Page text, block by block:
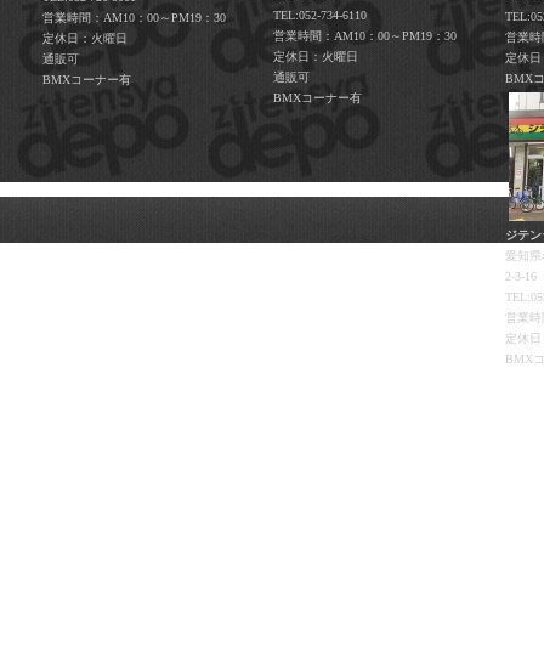
営業時間：AM10：00～PM19：30
定休日：火曜日
通販可
BMXコーナー有
TEL:052-734-6110
営業時間：AM10：00～PM19：30
定休日：火曜日
通販可
BMXコーナー有
営業時
定休日
BMX
ジテ
愛知
2-3-16
営業時
定休
BMX